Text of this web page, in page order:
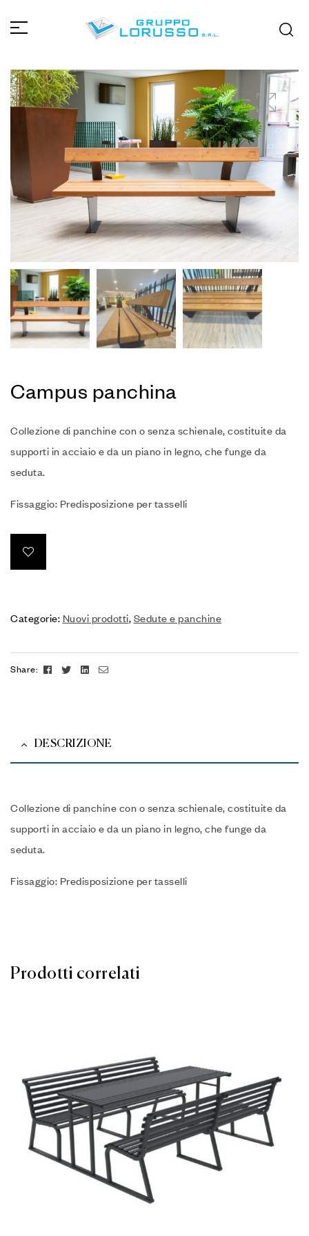
Campus panchina
Collezione di panchine con o senza schienale, costituite da
supporti in acciaio e da un piano in legno, che funge da
seduta.
Fissaggio: Predisposizione per tasselli
Categorie: Nuovi prodotti Sedute e panchine
Share: FacebookTwitterLinkedin
Email
DESCRIZIONE
Collezione di panchine con o senza schienale, costituite da
supporti in acciaio e da un piano in legno, che funge da
seduta.
Fissaggio: Predisposizione per tasselli
Prodotti correlati